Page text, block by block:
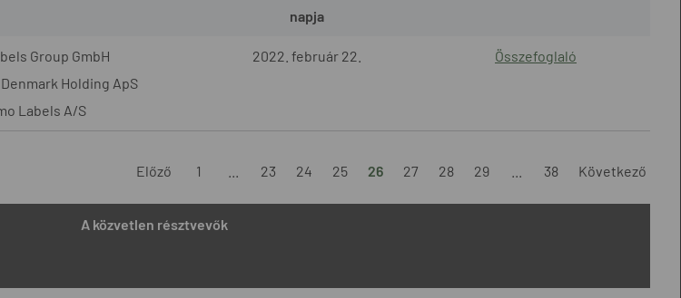
napja
Group GmbH
Holding ApS
Labels A/S
2022. február 22. Összefoglaló
Előző 1 23 24 25 26 27 28 29 38 Következő
A közvetlen résztvevők